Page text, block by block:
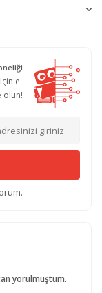
e-
olun!
yorulmuştum.